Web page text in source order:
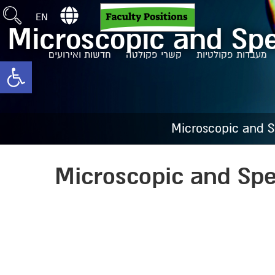
מעבדות פקולטיות קשרי פקולטה חדשות ואירועים
EN
Microscopic and
Microscopic and
Microscopic and